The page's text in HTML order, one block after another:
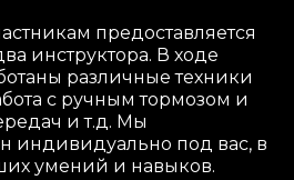
предоставляется
инструктора. В ходе
различные техники
с ручным тормозом и
и т.д. Мы
индивидуально под вас, в
умений и навыков.